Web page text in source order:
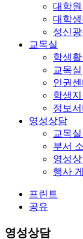
대학원
대학
성신
교목실
학생
교목실
인권센
학생지
정보
영성상담
교목
부서
영성
행사
프린트
공유
영성상담